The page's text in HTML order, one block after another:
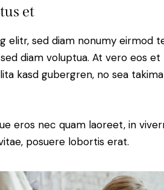
et
elitr, sed diam nonumy eirmod
diam voluptua. At vero eos et
kasd gubergren, no sea
eros nec quam laoreet, in
posuere lobortis erat.